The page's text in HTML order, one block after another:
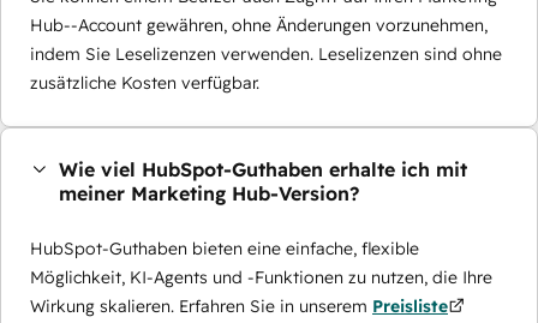
Hub--Account gewähren, ohne Änderungen vorzunehmen,
indem Sie Leselizenzen verwenden. Leselizenzen sind ohne
zusätzliche Kosten verfügbar.
Wie viel HubSpot-Guthaben erhalte ich mit
meiner Marketing Hub-Version?
HubSpot-Guthaben bieten eine einfache, flexible
Möglichkeit, KI-Agents und -Funktionen zu nutzen, die Ihre
Wirkung skalieren. Erfahren Sie in unserem Preisliste